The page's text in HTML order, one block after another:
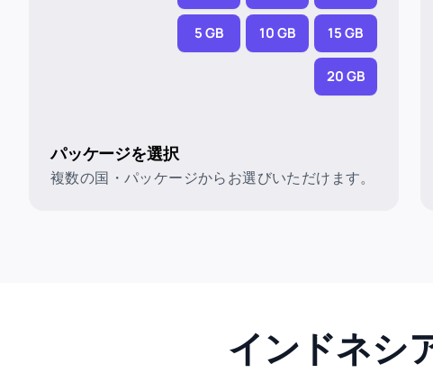
5 GB 10 GB 15 GB
20 GB
パッケージを選択
複数の国・パッケージからお選びいただけます。
インドネシ